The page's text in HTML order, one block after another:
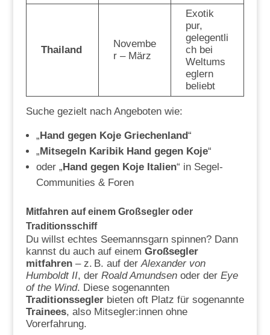
Thailand
Novembe
r – März
Exotik
pur,
gelegentli
ch bei
Weltums
eglern
beliebt
Suche gezielt nach Angeboten wie:
„Hand gegen Koje Griechenland“
„Mitsegeln Karibik Hand gegen Koje“
oder „Hand gegen Koje Italien“ in Segel-
Communities & Foren
Mitfahren auf einem Großsegler oder
Traditionsschiff
Du willst echtes Seemannsgarn spinnen? Dann
kannst du auch auf einem Großsegler
mitfahren– z. B. auf derAlexander von
Humboldt II, der Roald Amundsenoder der Eye
of the Wind. Diese sogenannten
Traditionsseglerbieten oft Platz für sogenannte
Trainees, also Mitsegler:innen ohne
Vorerfahrung.